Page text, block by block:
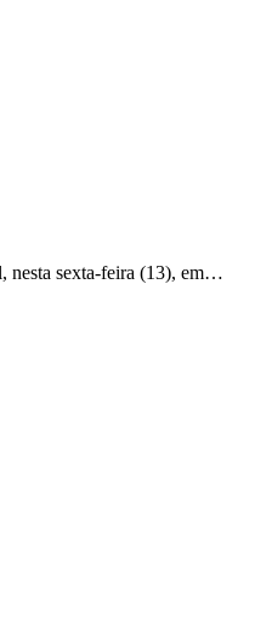
nesta sexta-feira (13), em…